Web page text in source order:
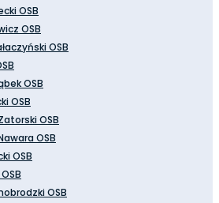
OSB
OSB
OSB
OSB
OSB
OSB
OSB
OSB
OSB